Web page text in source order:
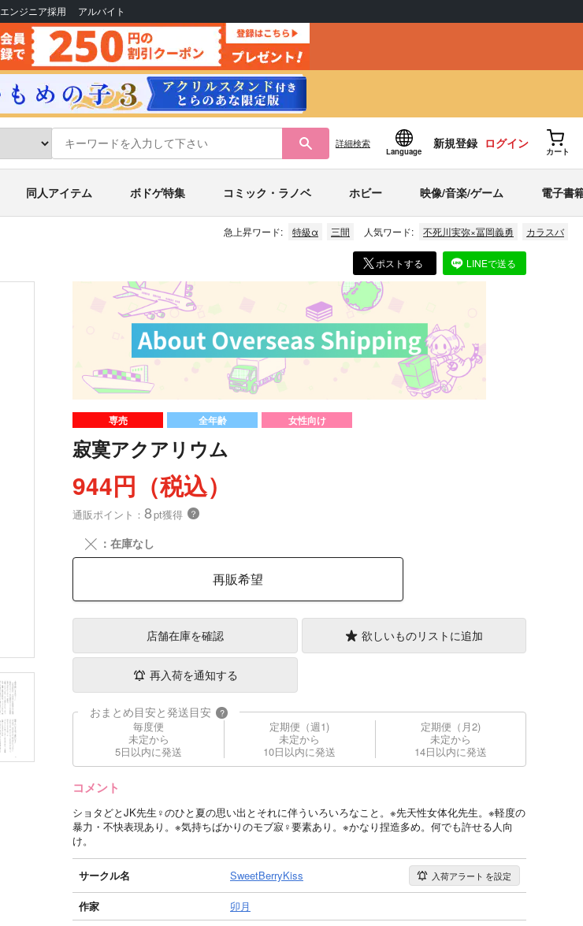
エンジニア採用 アルバイト
詳細検索
Language
新規登録 ログイン
カート
同人アイテム ボドゲ特集 コミック・ラノベ ホビー 映像/音楽/ゲーム 電子書
急上昇ワード: 特級α 三間 人気ワード: 不死川実弥×冨岡義勇 カラスバ
ポストする LINEで送る
専売 全年齢 女性向け
寂寞アクアリウム
944円（税込）
通販ポイント： 8pt獲得 ？
╳ ：在庫なし
再販希望
店舗在庫を確認 欲しいものリストに追加
再入荷を通知する
おまとめ目安と発送目安 ?
毎度便
未定から
5日以内に発送
定期便（週1)
未定から
10日以内に発送
定期便（月2)
未定から
14日以内に発送
コメント
ショタどとJK先生♀のひと夏の思い出とそれに伴ういろいろなこと。※先天性女体化先生。※軽度の
暴力・不快表現あり。※気持ちばかりのモブ寂♀要素あり。※かなり捏造多め。何でも許せる人向
け。
サークル名 SweetBerryKiss 入荷アラート を設定
作家
卯月